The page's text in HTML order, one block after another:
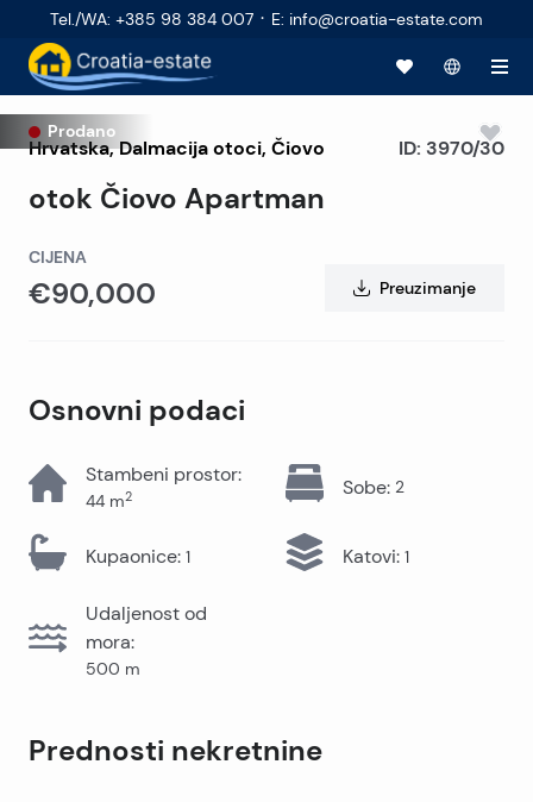
Tel./WA: +385 98 384 007 · E: info@croatia-estate.com
Prodano
Hrvatska,Dalmacija otoci, Čiovo
otok Čiovo Apartman
ID: 3970/30
CIJENA
€90,000 Preuzimanje
Osnovni podaci
Stambeni prostor:
44 m2 Sobe: 2
Kupaonice: 1 Katovi: 1
Udaljenost od
mora:
500 m
Prednosti nekretnine